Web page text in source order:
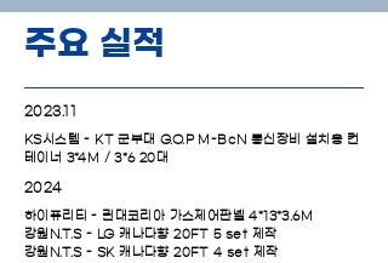
주요 실적
2023.11
KS시스템 - KT 군부대 G.O.P M-BcN 통신장비 설치용 컨
테이너 3*4M / 3*6 20대
2024
하이퓨리티 - 린대코리아 가스제어판넬 4*13*3.6M
강원N.T.S- LG 캐나다향 20FT 5 set 제작
강원N.T.S- SK 캐나다향 20FT 4 set 제작